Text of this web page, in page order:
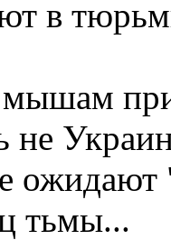
в
не
ожидают
тьмы...